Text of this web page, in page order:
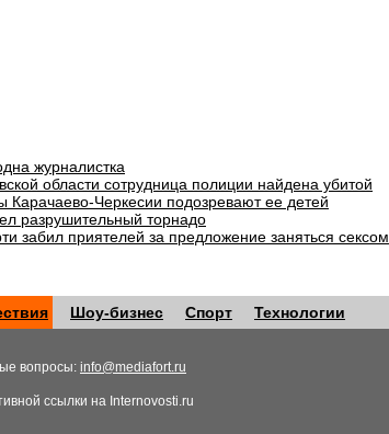
журналистка
области сотрудница полиции найдена убитой
Карачаево-Черкесии подозревают ее детей
разрушительный торнадо
забил приятелей за предложение заняться сексом
Шоу-бизнес Спорт Технологии
вопросы: info@mediafort.ru
ссылки на Internovosti.ru